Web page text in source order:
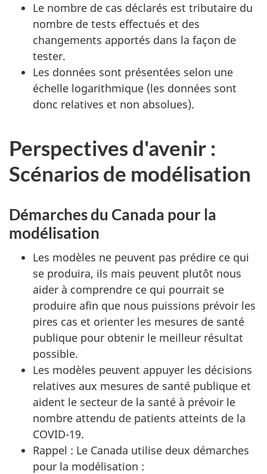
Le nombre de cas déclarés est tributaire du
nombre de tests effectués et des
changements apportés dans la façon de
tester.
Les données sont présentées selon une
échelle logarithmique (les données sont
donc relatives et non absolues).
Perspectives d'avenir :
Scénarios de modélisation
Démarches du Canada pour la
modélisation
Les modèles ne peuvent pas prédire ce qui
se produira, ils mais peuvent plutôt nous
aider à comprendre ce qui pourrait se
produire afin que nous puissions prévoir les
pires cas et orienter les mesures de santé
publique pour obtenir le meilleur résultat
possible.
Les modèles peuvent appuyer les décisions
relatives aux mesures de santé publique et
aident le secteur de la santé à prévoir le
nombre attendu de patients atteints de la
COVID-19.
Rappel : Le Canada utilise deux démarches
pour la modélisation :